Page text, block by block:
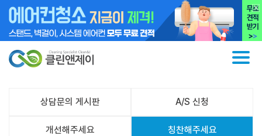
상담문의 게시판 A/S 신청
개선해주세요 칭찬해주세요